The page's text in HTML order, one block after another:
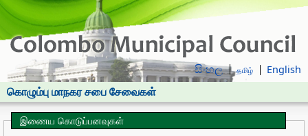
සිංහල தமிழ் English
கொழும்பு மாநகர சபை சேவைகள்
இணைய கொடுப்பனவுகள்